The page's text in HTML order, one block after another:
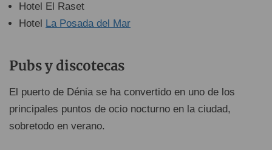
Hotel El Raset
Hotel La Posada del Mar
Pubs y discotecas
El puerto de Dénia se ha convertido en uno de los
principales puntos de ocio nocturno en la ciudad,
sobretodo en verano.